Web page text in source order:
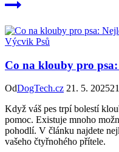
Výcvik Psů
Co na klouby pro
OdDogTech.cz 21. 5. 2025
Když váš pes trpí bolestí
pomoc. Existuje mnoho
pohodlí. V článku najdete
vašeho čtyřnohého přítele.